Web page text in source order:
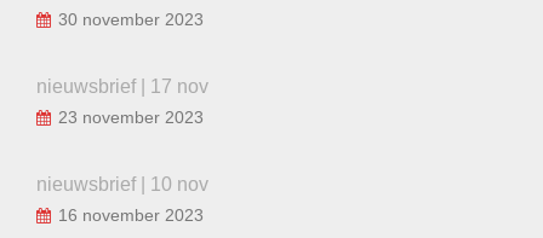
30 november 2023
nieuwsbrief | 17 nov
23 november 2023
nieuwsbrief | 10 nov
16 november 2023